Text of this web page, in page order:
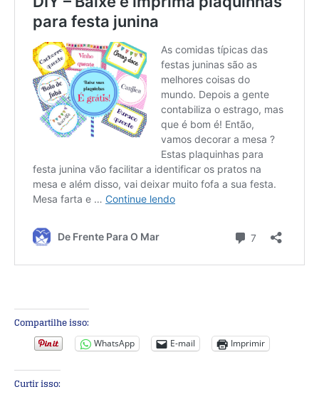
Compartilhe isso:
WhatsApp E-mail Imprimir
Curtir isso: